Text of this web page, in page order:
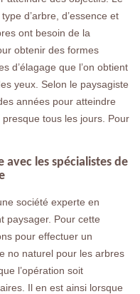
d’arbre, d’essence et
ont besoin de la
obtenir des formes
d’élagage que l’on obtient
yeux. Selon le paysagiste
années pour atteindre
presque tous les jours. Pour
avec les spécialistes de
société experte en
paysager. Pour cette
pour effectuer un
no naturel pour les arbres
l’opération soit
Il en est ainsi lorsque